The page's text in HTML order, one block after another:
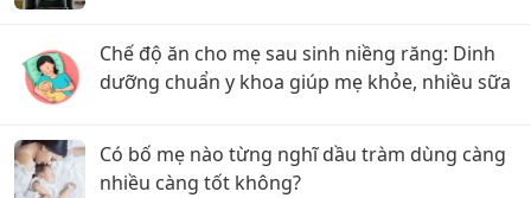
Chế độ ăn cho mẹ sau sinh niềng răng: Dinh
dưỡng chuẩn y khoa giúp mẹ khỏe, nhiều sữa
Có bố mẹ nào từng nghĩ dầu tràm dùng càng
nhiều càng tốt không?